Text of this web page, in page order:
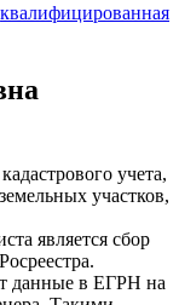
квалифицированная
учета,
участков,
является сбор
данные в ЕГРН на